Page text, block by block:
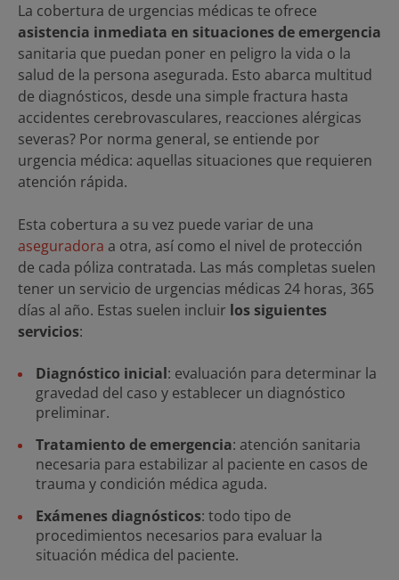
La cobertura de urgencias médicas te ofrece
asistencia inmediata en situaciones de emergencia
sanitaria que puedan poner en peligro la vida o la
salud de la persona asegurada. Esto abarca multitud
de diagnósticos, desde una simple fractura hasta
accidentes cerebrovasculares, reacciones alérgicas
severas? Por norma general, se entiende por
urgencia médica: aquellas situaciones que requieren
atención rápida.
Esta cobertura a su vez puede variar de una
aseguradora a otra, así como el nivel de protección
de cada póliza contratada. Las más completas suelen
tener un servicio de urgencias médicas 24 horas, 365
días al año. Estas suelen incluir los siguientes
servicios:
Diagnóstico inicial: evaluación para determinar la
gravedad del caso y establecer un diagnóstico
preliminar.
Tratamiento de emergencia: atención sanitaria
necesaria para estabilizar al paciente en casos de
trauma y condición médica aguda.
Exámenes diagnósticos: todo tipo de
procedimientos necesarios para evaluar la
situación médica del paciente.